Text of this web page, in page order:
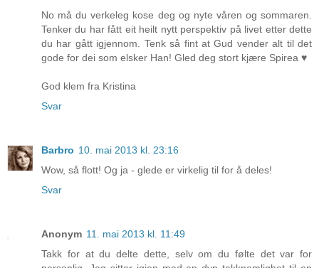
No må du verkeleg kose deg og nyte våren og sommaren.
Tenker du har fått eit heilt nytt perspektiv på livet etter dette
du har gått igjennom. Tenk så fint at Gud vender alt til det
gode for dei som elsker Han! Gled deg stort kjære Spirea ♥
God klem fra Kristina
Svar
Barbro 10. mai 2013 kl. 23:16
Wow, så flott! Og ja - glede er virkelig til for å deles!
Svar
Anonym 11. mai 2013 kl. 11:49
Takk for at du delte dette, selv om du følte det var for